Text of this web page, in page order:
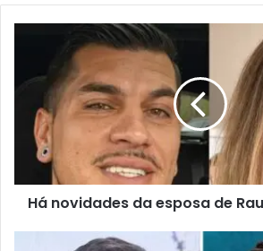
Há novidades da esposa de